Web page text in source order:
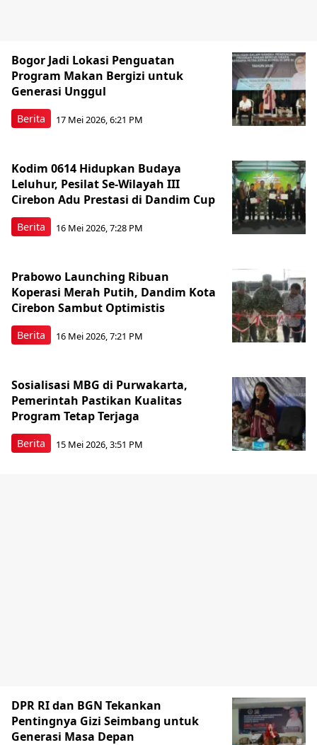
Berita
Bogor Jadi Lokasi Penguatan
Program Makan Bergizi untuk
Generasi Unggul
17 Mei 2026, 6:21 PM
Berita
Kodim 0614 Hidupkan Budaya
Leluhur, Pesilat Se-Wilayah III
Cirebon Adu Prestasi di Dandim Cup
16 Mei 2026, 7:28 PM
Berita
Prabowo Launching Ribuan
Koperasi Merah Putih, Dandim Kota
Cirebon Sambut Optimistis
16 Mei 2026, 7:21 PM
Berita
Sosialisasi MBG di Purwakarta,
Pemerintah Pastikan Kualitas
Program Tetap Terjaga
15 Mei 2026, 3:51 PM
DPR RI dan BGN Tekankan
Pentingnya Gizi Seimbang untuk
Generasi Masa Depan